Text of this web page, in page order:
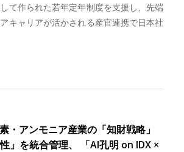
て作られた若年定年制度を支援し、先端
キャリアが活かされる産官連携で日本社
・アンモニア産業の「知財戦略」
」を統合管理、 「AI孔明 on IDX ×